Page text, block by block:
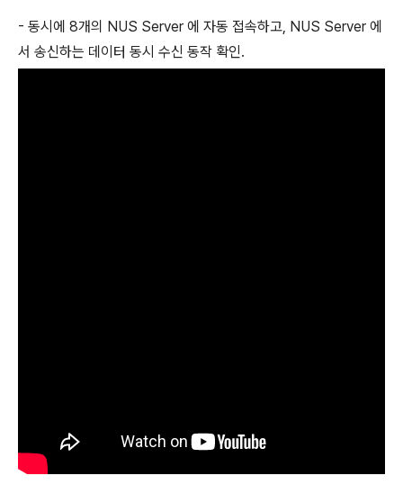
- 동시에 8개의 NUS Server 에 자동 접속하고, NUS Server 에
서 송신하는 데이터 동시 수신 동작 확인.